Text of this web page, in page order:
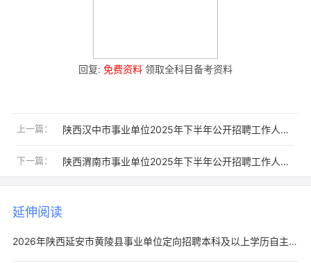
回复: 免费资料 领取全科目备考资料
上一篇： 陕西汉中市事业单位2025年下半年公开招聘工作人员职位表（262人）
下一篇： 陕西渭南市事业单位2025年下半年公开招聘工作人员职位表（394人）
延伸阅读
2026年陕西延安市黄陵县事业单位定向招聘本科及以上学历自主就业退役士兵17人公告